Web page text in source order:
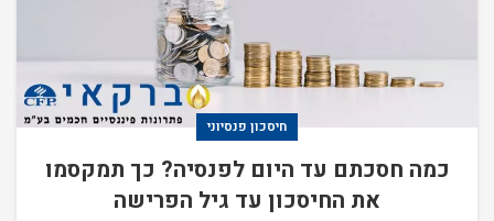
חיסכון פנסיוני
כמה חסכתם עד היום לפנסיה? כך תמקסמו
את החיסכון עד גיל הפרישה